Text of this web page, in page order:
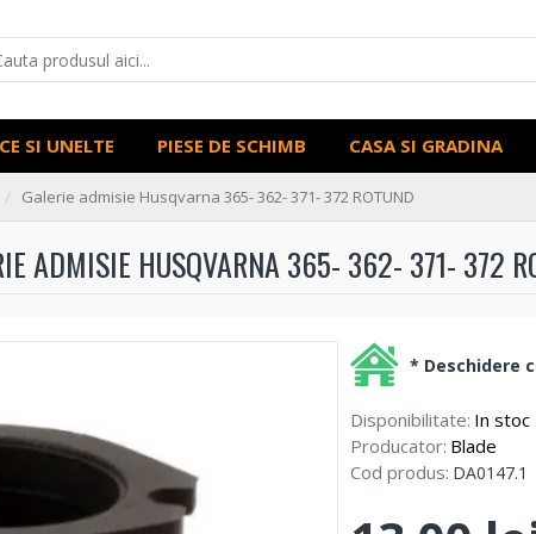
SI UNELTE PIESE DE SCHIMB CASA SI GRADINA
Galerie admisie Husqvarna 365- 362- 371- 372 ROTUND
ADMISIE HUSQVARNA 365- 362- 371- 372
Disponibilitate: In stoc
Producator: Blade
Cod produs: DA0147.1
* Deschidere